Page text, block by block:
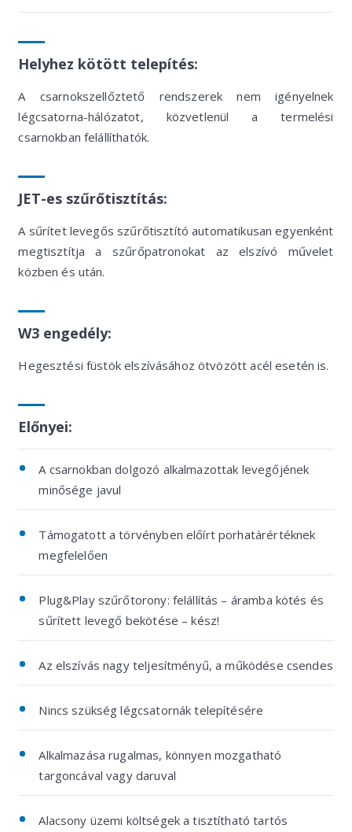
Helyhez kötött telepítés:
A csarnokszellőztető rendszerek nem igényelnek
légcsatorna-hálózatot, közvetlenül a termelési
csarnokban felállíthatók.
JET-es szűrőtisztítás:
A sűrítet levegős szűrőtisztító automatikusan egyenként
megtisztítja a szűrőpatronokat az elszívó művelet
közben és után.
W3 engedély:
Hegesztési füstök elszívásához ötvözött acél esetén is.
Előnyei:
A csarnokban dolgozó alkalmazottak levegőjének
minősége javul
Támogatott a törvényben előírt porhatárértéknek
megfelelően
Plug&Play szűrőtorony: felállítás – áramba kötés és
sűrített levegő bekötése – kész!
Az elszívás nagy teljesítményű, a működése csendes
Nincs szükség légcsatornák telepítésére
Alkalmazása rugalmas, könnyen mozgatható
targoncával vagy daruval
Alacsony üzemi költségek a tisztítható tartós